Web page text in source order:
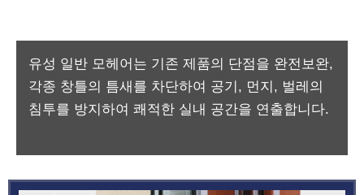
유성 일반 모헤어는 기존 제품의 단점을 완전보완,
각종 창틀의 틈새를 차단하여 공기, 먼지, 벌레의
침투를 방지하여 쾌적한 실내 공간을 연출합니다.